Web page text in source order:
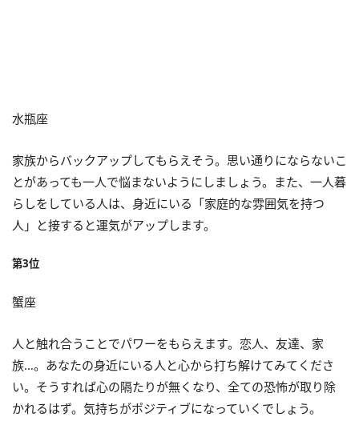
水瓶座
家族からバックアップしてもらえそう。思い通りにならないこ
とがあっても一人で悩まないようにしましょう。また、一人暮
らしをしている人は、身近にいる「家庭的な雰囲気を持つ
人」と接すると運気がアップします。
第3位
蟹座
人と触れ合うことでパワーをもらえます。恋人、友達、家
族…。あなたの身近にいる人と心から打ち解けてみてくださ
い。そうすれば心の隔たりが無くなり、全ての恐怖が取り除
かれるはず。気持ちがポジティブになっていくでしょう。